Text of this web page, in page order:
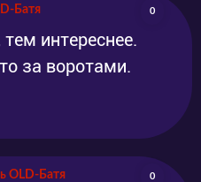
Батя 0
интереснее.
за воротами.
OLD-Батя 0